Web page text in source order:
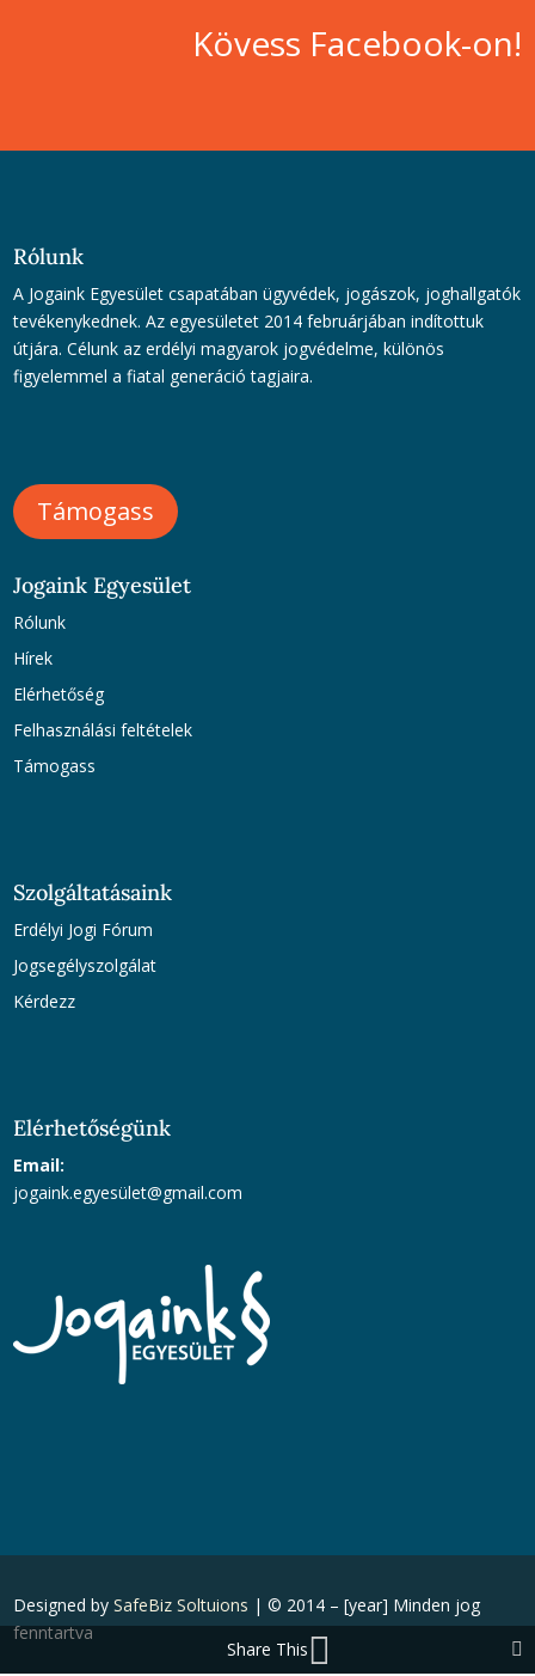
Kövess Facebook-on!
Rólunk
A Jogaink Egyesület csapatában ügyvédek, jogászok, joghallgatók
tevékenykednek. Az egyesületet 2014 februárjában indítottuk
útjára. Célunk az erdélyi magyarok jogvédelme, különös
figyelemmel a fiatal generáció tagjaira.
Támogass
Jogaink Egyesület
Rólunk
Hírek
Elérhetőség
Felhasználási feltételek
Támogass
Szolgáltatásaink
Erdélyi Jogi Fórum
Jogsegélyszolgálat
Kérdezz
Elérhetőségünk
Email:
jogaink.egyesület@gmail.com
Designed bySafeBiz Soltuions | © 2014 – [year] Minden jog
fenntartva
Share This